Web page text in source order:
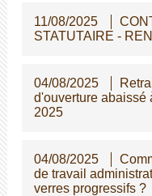
11/08/2025
STATUTAIRE -
04/08/2025
d'ouverture abaissé
2025
04/08/2025
de travail
verres progressifs ?